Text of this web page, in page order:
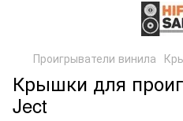
Проигрыватели винила
Крышки для
Ject